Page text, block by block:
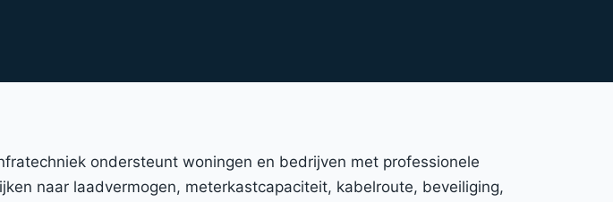
ondersteunt woningen en bedrijven met professionele
naar laadvermogen, meterkastcapaciteit, kabelroute, beveiliging,